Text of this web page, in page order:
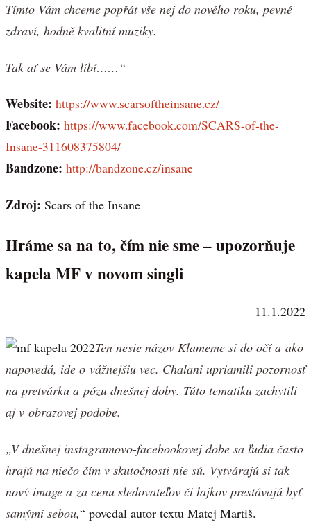
Tímto Vám chceme popřát vše nej do nového roku, pevné
zdraví, hodně kvalitní muziky.
Tak ať se Vám líbí……“
Website: https://www.scarsoftheinsane.cz/
Facebook: https://www.facebook.com/SCARS-of-the-
Insane-311608375804/
Bandzone: http://bandzone.cz/insane
Zdroj: Scars of the Insane
Hráme sa na to, čím nie sme – upozorňuje
kapela MF v novom singli
11.1.2022
Ten nesie názov Klameme si do očí a ako
napovedá, ide o vážnejšiu vec. Chalani upriamili pozornosť
na pretvárku a pózu dnešnej doby. Túto tematiku zachytili
aj v obrazovej podobe.
„V dnešnej instagramovo-facebookovej dobe sa ľudia často
hrajú na niečo čím v skutočnosti nie sú. Vytvárajú si tak
nový image a za cenu sledovateľov či lajkov prestávajú byť
samými sebou,“ povedal autor textu Matej Martiš.